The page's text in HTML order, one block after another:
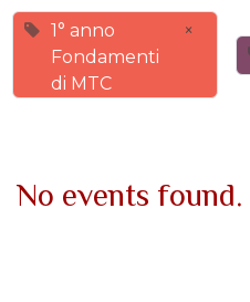
1° anno
Fondamenti
di MTC
×
No events found.